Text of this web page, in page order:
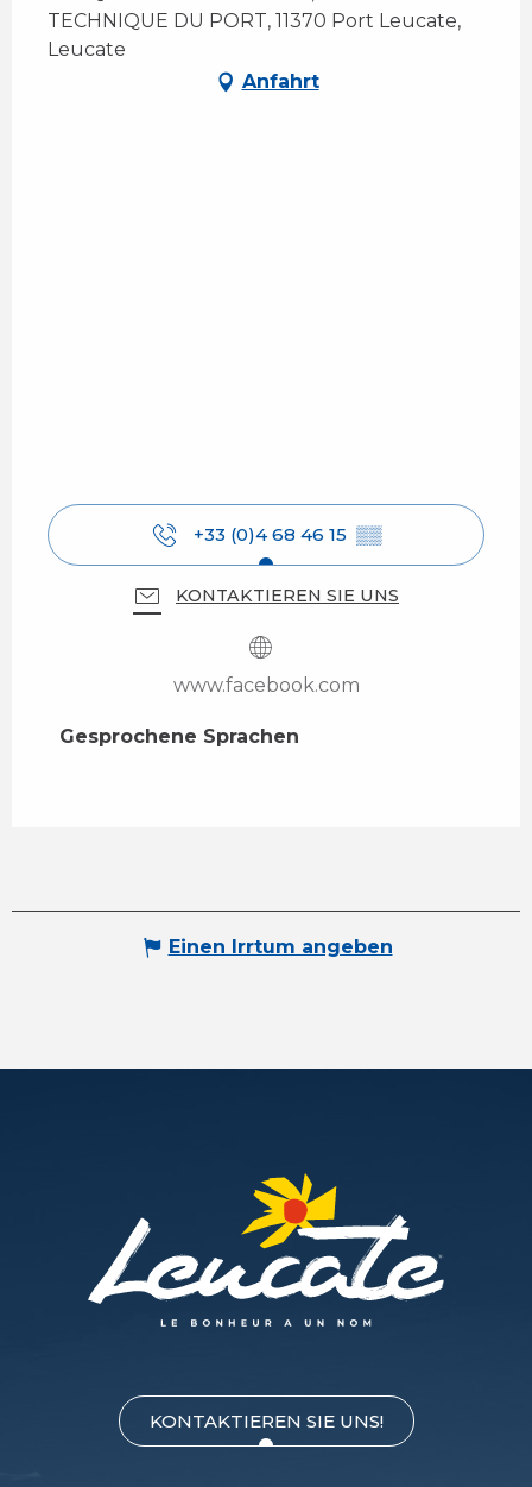
TECHNIQUE DU PORT, 11370 Port Leucate,
Leucate
Anfahrt
+33 (0)4 68 46 15 ▒▒
KONTAKTIEREN SIE UNS
www.facebook.com
Gesprochene Sprachen
Gesprochene Sprachen
Einen Irrtum angeben
KONTAKTIEREN SIE UNS!